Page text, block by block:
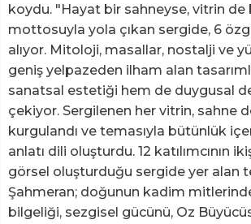
koydu. "Hayat bir sahneyse, vitrin de
mottosuyla yola çıkan sergide, 6
alıyor. Mitoloji, masallar, nostalji ve
geniş yelpazeden ilham alan
sanatsal estetiği hem de duygusal
çekiyor. Sergilenen her vitrin, sahne
kurgulandı ve temasıyla bütünlük
anlatı dili oluşturdu. 12 katılımcının
görsel oluşturduğu sergide yer alan
Şahmeran; doğunun kadim
bilgeliği, sezgisel gücünü, Oz